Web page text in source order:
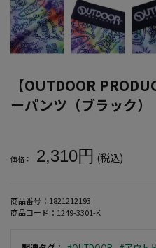
【OUTDOOR
ーパンツ（ブラック）
価格： 2,310円 (税込)
商品番号： 1821212193
商品コード： 1249-3301-K